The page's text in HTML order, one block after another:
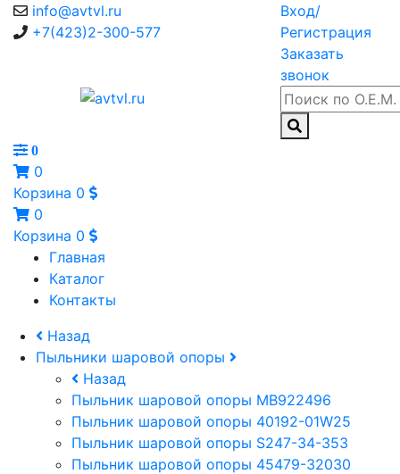
info@avtvl.ru
+7(423)2-300-577
Вход/
Регистрация
Заказать
звонок
0
0
Корзина 0
0
Корзина 0
Главная
Каталог
Контакты
Назад
Пыльники шаровой опоры
Назад
Пыльник шаровой опоры MB922496
Пыльник шаровой опоры 40192-01W25
Пыльник шаровой опоры S247-34-353
Пыльник шаровой опоры 45479-32030